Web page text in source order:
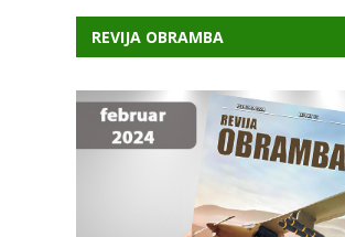
REVIJA OBRAMBA